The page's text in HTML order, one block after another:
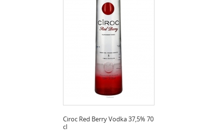
Ciroc Red Berry Vodka 37,5% 70
cl